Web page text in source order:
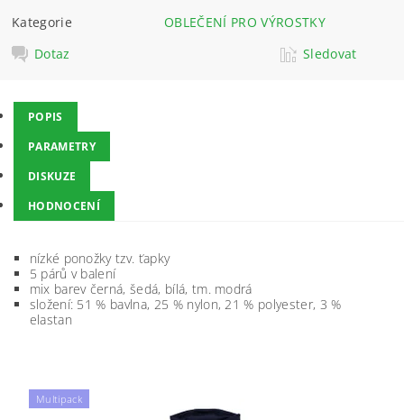
Kategorie
OBLEČENÍ PRO VÝROSTKY
Dotaz
Sledovat
POPIS
PARAMETRY
DISKUZE
HODNOCENÍ
nízké ponožky tzv. ťapky
5 párů v balení
mix barev černá, šedá, bílá, tm. modrá
složení: 51 % bavlna, 25 % nylon, 21 % polyester, 3 %
elastan
Multipack